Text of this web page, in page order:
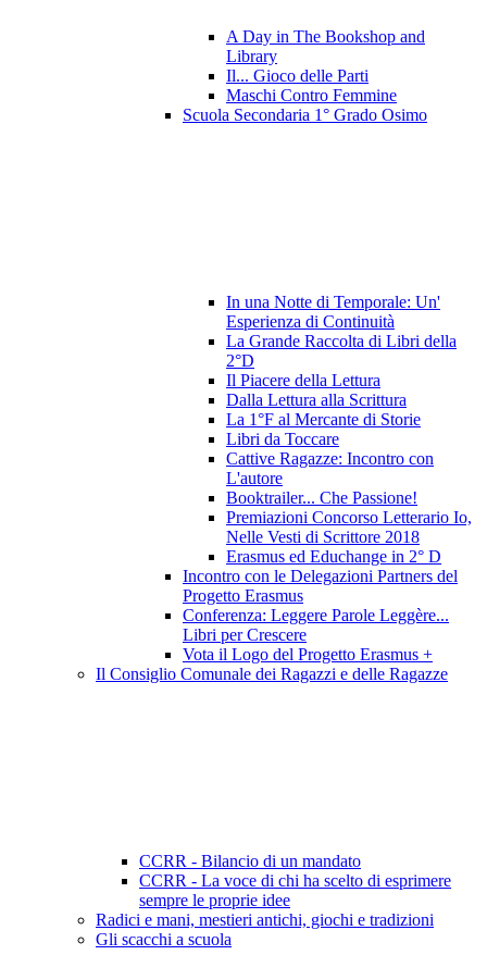
A Day in The Bookshop and
Library
Il... Gioco delle Parti
Maschi Contro Femmine
Scuola Secondaria 1° Grado Osimo
In una Notte di Temporale: Un'
Esperienza di Continuità
La Grande Raccolta di Libri della
2°D
Il Piacere della Lettura
Dalla Lettura alla Scrittura
La 1°F al Mercante di Storie
Libri da Toccare
Cattive Ragazze: Incontro con
L'autore
Booktrailer... Che Passione!
Premiazioni Concorso Letterario Io,
Nelle Vesti di Scrittore 2018
Erasmus ed Educhange in 2° D
Incontro con le Delegazioni Partners del
Progetto Erasmus
Conferenza: Leggere Parole Leggère...
Libri per Crescere
Vota il Logo del Progetto Erasmus +
Il Consiglio Comunale dei Ragazzi e delle Ragazze
CCRR - Bilancio di un mandato
CCRR - La voce di chi ha scelto di esprimere
sempre le proprie idee
Radici e mani, mestieri antichi, giochi e tradizioni
Gli scacchi a scuola